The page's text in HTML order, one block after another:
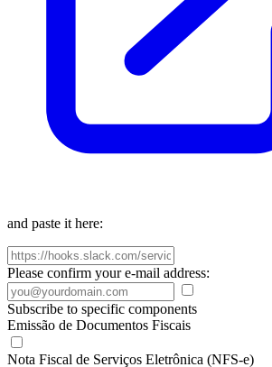
and paste it here:
Please confirm your e-mail address:
Subscribe to specific components
Emissão de Documentos Fiscais
Nota Fiscal de Serviços Eletrônica (NFS-e)